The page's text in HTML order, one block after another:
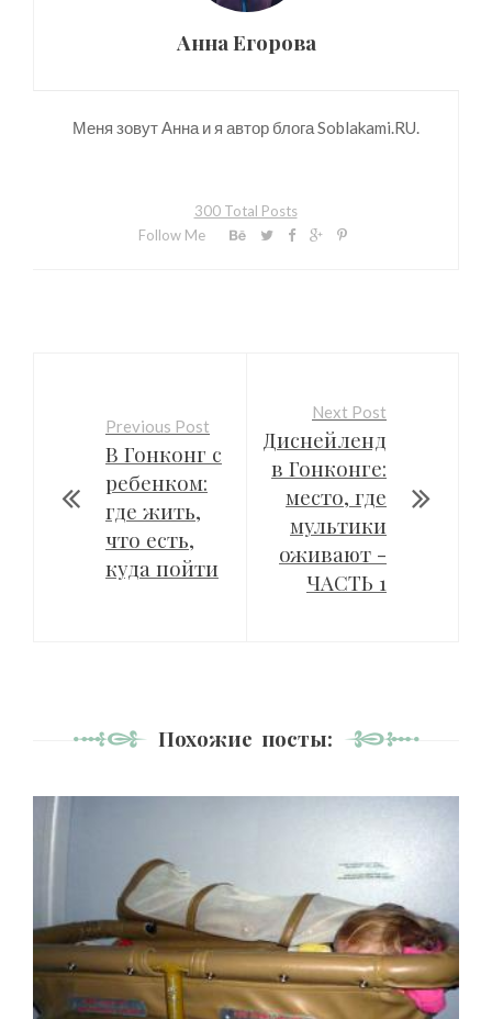
Анна Егорова
Меня зовут Анна и я автор блога Soblakami.RU.
300 Total Posts
Follow Me
Previous Post
В Гонконг с
ребенком:
где жить,
что есть,
куда пойти
Next Post
Диснейленд
в Гонконге:
место, где
мультики
оживают -
ЧАСТЬ 1
Похожие посты: